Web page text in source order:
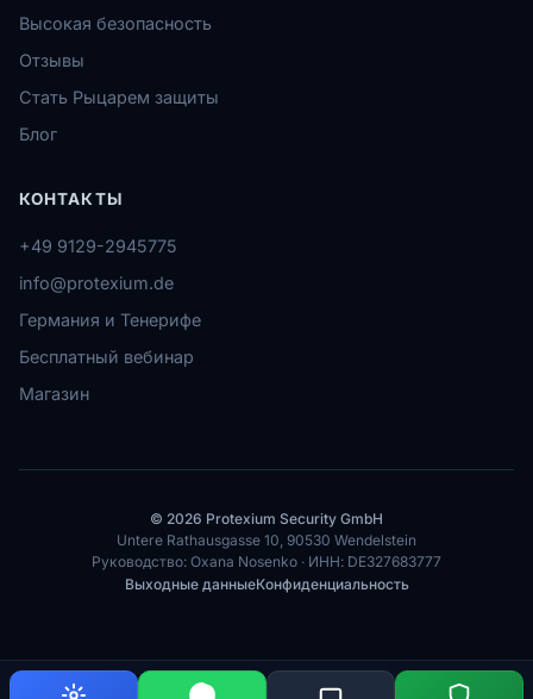
Высокая безопасность
Отзывы
Стать Рыцарем защиты
Блог
КОНТАКТЫ
+49 9129-2945775
info@protexium.de
Германия и Тенерифе
Бесплатный вебинар
Магазин
© 2026 Protexium Security GmbH
Untere Rathausgasse 10, 90530 Wendelstein
Руководство: Oxana Nosenko · ИНН: DE327683777
Выходные данныеКонфиденциальность